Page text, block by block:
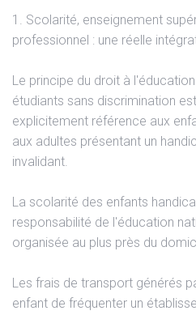
1. Scolarité, enseignement
professionnel : une réelle
Le principe du droit à
étudiants sans discrimination
explicitement référence aux
aux adultes présentant un
invalidant.
La scolarité des enfants
responsabilité de l'éducation
organisée au plus près du
Les frais de transport générés
enfant de fréquenter un